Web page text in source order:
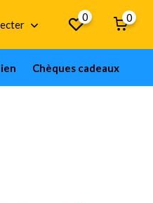
0 0
Chèques cadeaux